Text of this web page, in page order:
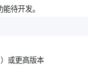
待开发。
或更高版本